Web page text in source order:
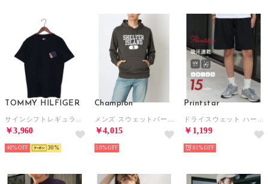
TOMMY HILFIGER
￥3,960
40% 30
Champion
￥4,015
50%
Printstar
￥1,199
81%